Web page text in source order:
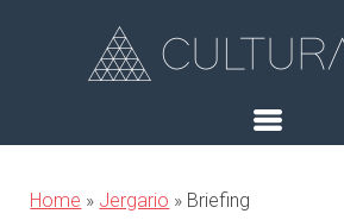
Home » Jergario » Briefing